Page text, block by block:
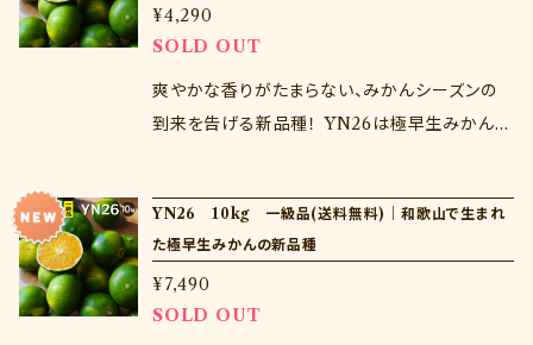
した食感を秋の味覚としてお楽しみくださいませ
♪ ※注意点※ 当商品は訳あり用であるため、
風傷等のみかんも入りますが、品質に問題はご
ざいません。 生ものであるためお届け日の指定
商品の交換は致しかねます。
¥4,290
SOLD OUT
爽やかな香りがたまらない、みかんシーズンの
到来を告げる新品種！ YN26は極早生みかんの
ぎながら、ゆら早生より早い9月に旬を迎えます。
この品種ならではの爽やかな味わい、シャクっと
した食感を秋の味覚としてお楽しみくださいませ
♪ ※注意点※ 生ものであるためお届け日の指
YN26 10kg 一級品(送料無料)｜和歌山で生まれ
た極早生みかんの新品種
¥7,490
SOLD OUT